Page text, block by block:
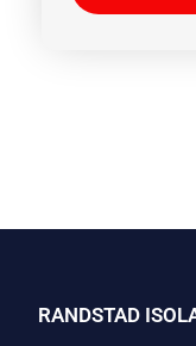
RANDSTAD